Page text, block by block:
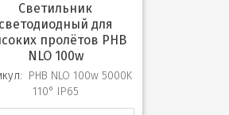
Светильник
светодиодный для
пролётов PHB
NLO 100w
PHB NLO 100w 5000K
110° IP65